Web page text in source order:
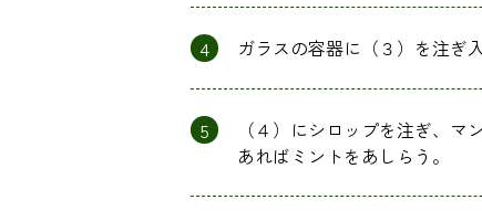
4 ガラスの容器に（３）を注ぎ
5
（４）にシロップを注ぎ、マ
あればミントをあしらう。